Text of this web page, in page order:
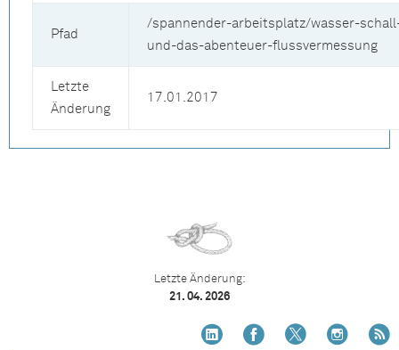
Pfad
/spannender-arbeitsplatz/wasser-
und-das-abenteuer-flussvermessung
Letzte
Änderung
17.01.2017
Letzte Änderung:
21. 04. 2026